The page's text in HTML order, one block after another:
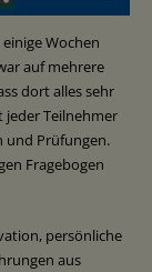
Wochen
auf mehrere
dort alles sehr
jeder Teilnehmer
und Prüfungen.
Fragebogen
persönliche
aus